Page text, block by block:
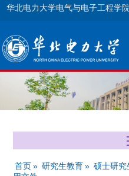
华北电力大学电气与电子工程学院
首页 » 研究生教育 » 硕士研究